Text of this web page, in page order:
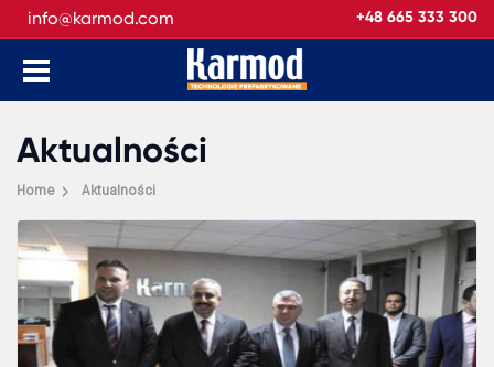
info@karmod.com +48 665 333 300
Aktualności
Home Aktualności